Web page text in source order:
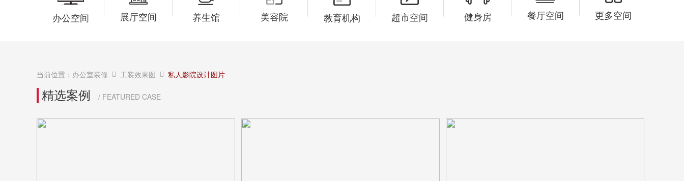
51分钟前
王女士已预约 181****3696
办公空间 展厅空间 养生馆 美容院 教育机构 超市空间 健身房 餐厅空间 更多空间
当前位置： 办公室装修 工装效果图 私人影院设计图片
精选案例 / FEATURED CASE